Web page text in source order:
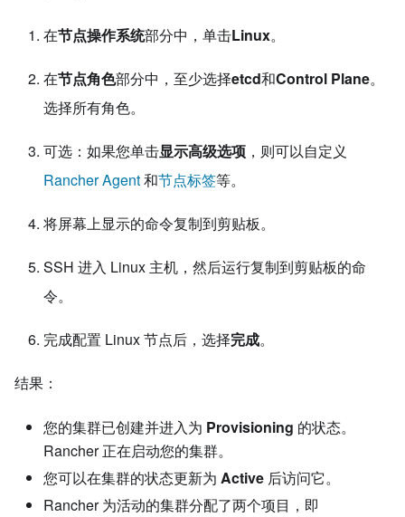
在节点操作系统部分中，单击Linux。
在节点角色部分中，至少选择etcd和Control Plane。
选择所有角色。
可选：如果您单击显示高级选项 ，则可以自定义
Rancher Agent和节点标签等。
将屏幕上显示的命令复制到剪贴板。
SSH 进入 Linux 主机，然后运行复制到剪贴板的命
令。
完成配置 Linux 节点后，选择完成。
结果：
您的集群已创建并进入为 Provisioning 的状态。
Rancher 正在启动您的集群。
您可以在集群的状态更新为 Active 后访问它。
Rancher 为活动的集群分配了两个项目，即